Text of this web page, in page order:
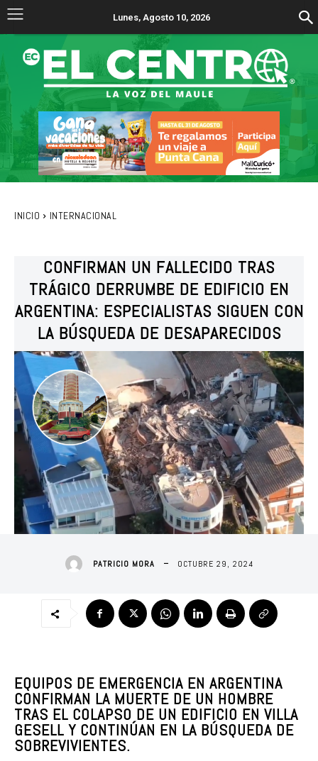
Lunes, Agosto 10, 2026
INICIO INTERNACIONAL
CONFIRMAN UN FALLECIDO TRAS
TRÁGICO DERRUMBE DE EDIFICIO EN
ARGENTINA: ESPECIALISTAS SIGUEN CON
LA BÚSQUEDA DE DESAPARECIDOS
PATRICIO MORA OCTUBRE 29, 2024
EQUIPOS DE EMERGENCIA EN ARGENTINA
CONFIRMAN LA MUERTE DE UN HOMBRE
TRAS EL COLAPSO DE UN EDIFICIO EN VILLA
GESELL Y CONTINÚAN EN LA BÚSQUEDA DE
SOBREVIVIENTES.